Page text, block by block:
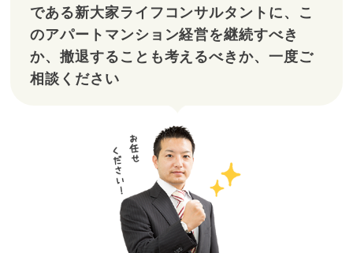
である新大家ライフコンサルタントに、こ
のアパートマンション経営を継続すべき
か、撤退することも考えるべきか、一度ご
相談ください